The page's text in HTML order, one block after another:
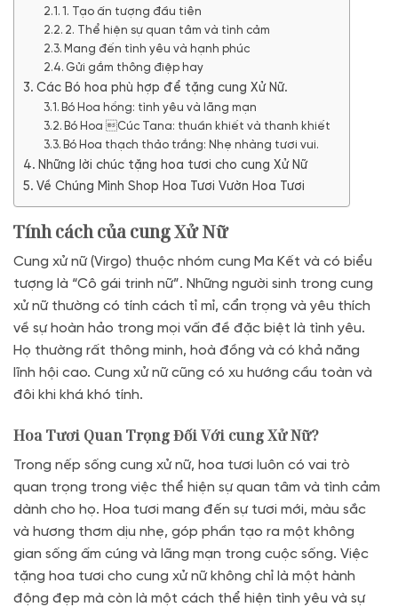
1. Tạo ấn tượng đầu tiên
2. Thể hiện sự quan tâm và tình cảm
Mang đến tình yêu và hạnh phúc
Gửi gắm thông điệp hay
Các Bó hoa phù hợp để tặng cung Xử Nữ.
Bó Hoa hồng: tình yêu và lãng mạn
Bó Hoa Cúc Tana: thuần khiết và thanh khiết
Bó Hoa thạch thảo trắng: Nhẹ nhàng tươi vui.
Những lời chúc tặng hoa tươi cho cung Xử Nữ
Về Chúng Mình Shop Hoa Tươi Vườn Hoa Tươi
Tính cách của cung Xử Nữ
Cung xử nữ (Virgo) thuộc nhóm cung Ma Kết và có biểu
tượng là “Cô gái trinh nữ”. Những người sinh trong cung
xử nữ thường có tính cách tỉ mỉ, cẩn trọng và yêu thích
về sự hoàn hảo trong mọi vấn đề đặc biệt là tình yêu.
Họ thường rất thông minh, hoà đồng và có khả năng
lĩnh hội cao. Cung xử nữ cũng có xu hướng cầu toàn và
đôi khi khá khó tính.
Hoa Tươi Quan Trọng Đối Với cung Xử Nữ?
Trong nếp sống cung xử nữ, hoa tươi luôn có vai trò
quan trọng trong việc thể hiện sự quan tâm và tình cảm
dành cho họ. Hoa tươi mang đến sự tươi mới, màu sắc
và hương thơm dịu nhẹ, góp phần tạo ra một không
gian sống ấm cúng và lãng mạn trong cuộc sống. Việc
tặng hoa tươi cho cung xử nữ không chỉ là một hành
động đẹp mà còn là một cách thể hiện tình yêu và sự